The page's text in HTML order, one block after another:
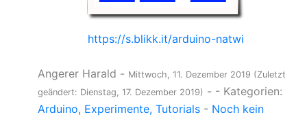
https://s.blikk.it/arduino-natwi
Angerer Harald - Mittwoch, 11. Dezember 2019 (Zuletzt
geändert: Dienstag, 17. Dezember 2019) - - Kategorien:
Arduino Experimente Tutorials - Noch kein